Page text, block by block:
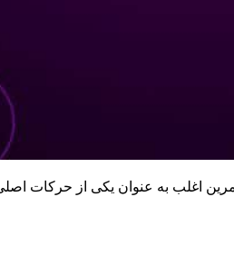
اغلب به عنوان یکی از حرکات اصلی